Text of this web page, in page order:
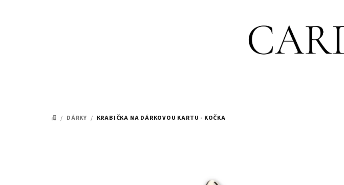
DOMŮ
/ DÁRKY / KRABIČKA NA DÁRKOVOU KARTU - KOČKA